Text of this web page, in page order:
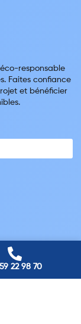
22 98 70
responsable
Faites confiance
et bénéficier